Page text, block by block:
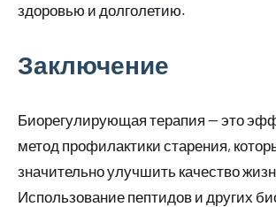
здоровью и долголетию.
Заключение
Биорегулирующая терапия — это
метод профилактики старения,
значительно улучшить качество
Использование пептидов и других